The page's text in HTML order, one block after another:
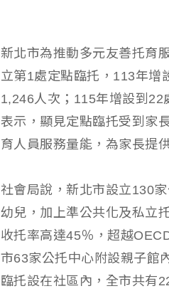
新北市為推動多元友善托育
立第1處定點臨托，113年增
1,246人次；115年增設到22
表示，顯見定點臨托受到家
育人員服務量能，為家長提
社會局說，新北市設立130
幼兒，加上準公共化及私立
收托率高達45％，超越
市63家公托中心附設親子館
臨托設在社區內，全市共有